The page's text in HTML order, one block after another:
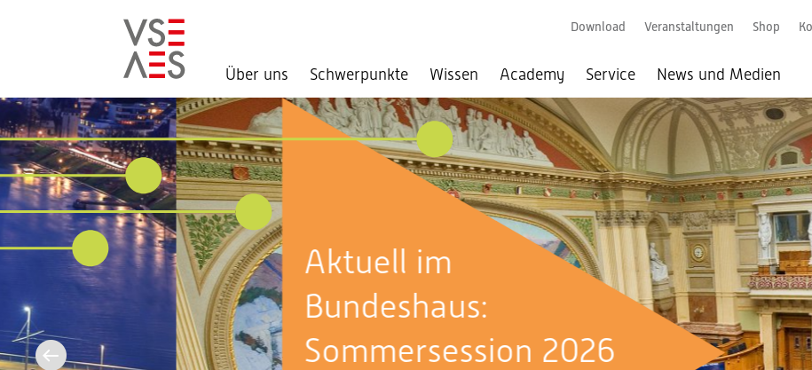
Direkt
zum
Inhalt
Über uns Schwerpunkte Wissen Academy Service News und Medien
Download Veranstaltungen Shop
Aktuell im
Bundeshaus:
Sommersession 2026